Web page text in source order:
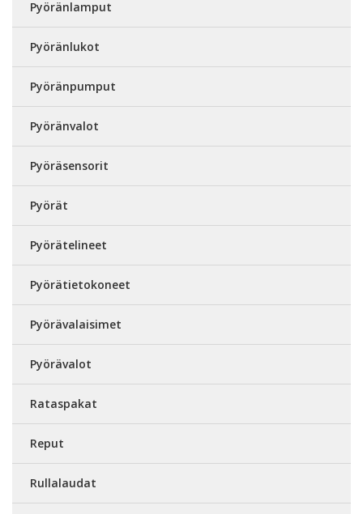
Pyöränlamput
Pyöränlukot
Pyöränpumput
Pyöränvalot
Pyöräsensorit
Pyörät
Pyörätelineet
Pyörätietokoneet
Pyörävalaisimet
Pyörävalot
Rataspakat
Reput
Rullalaudat